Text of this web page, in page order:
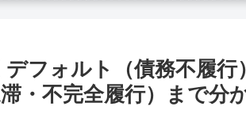
デフォルト（債務不履
・不完全履行）まで分